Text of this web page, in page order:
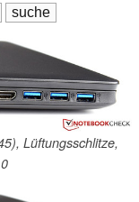
Lüftungsschlitze,